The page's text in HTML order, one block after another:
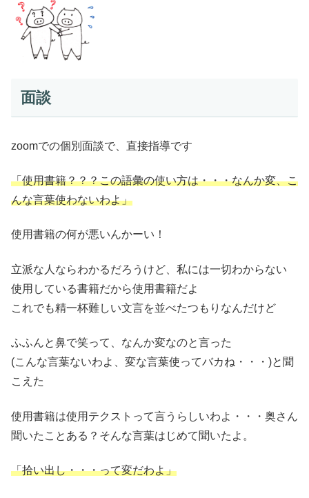
面談
zoomでの個別面談で、直接指導です
「使用書籍？？？この語彙の使い方は・・・なんか変、こ
んな言葉使わないわよ」
使用書籍の何が悪いんかーい！
立派な人ならわかるだろうけど、私には一切わからない
使用している書籍だから使用書籍だよ
これでも精一杯難しい文言を並べたつもりなんだけど
ふふんと鼻で笑って、なんか変なのと言った
(こんな言葉ないわよ、変な言葉使ってバカね・・・)と聞
こえた
使用書籍は使用テクストって言うらしいわよ・・・奥さん
聞いたことある？そんな言葉はじめて聞いたよ。
「拾い出し・・・って変だわよ」